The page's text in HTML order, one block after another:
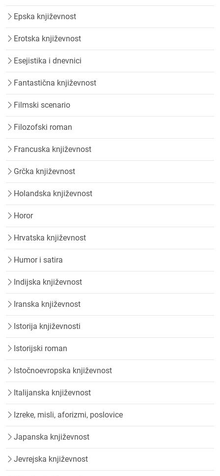
Epska književnost
Erotska književnost
Esejistika i dnevnici
Fantastična književnost
Filmski scenario
Filozofski roman
Francuska književnost
Grčka književnost
Holandska književnost
Horor
Hrvatska književnost
Humor i satira
Indijska književnost
Iranska književnost
Istorija književnosti
Istorijski roman
Istočnoevropska književnost
Italijanska književnost
Izreke, misli, aforizmi, poslovice
Japanska književnost
Jevrejska književnost